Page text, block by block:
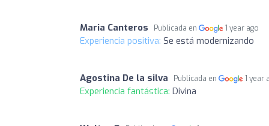
Maria Canteros Publicada en 1 year ago
Experiencia positiva: Se está modernizando
Agostina De la silva Publicada en 1 year
Experiencia fantástica: Divina